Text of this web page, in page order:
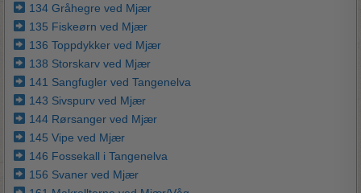
134 Gråhegre ved Mjær
135 Fiskeørn ved Mjær
136 Toppdykker ved Mjær
138 Storskarv ved Mjær
141 Sangfugler ved Tangenelva
143 Sivspurv ved Mjær
144 Rørsanger ved Mjær
145 Vipe ved Mjær
146 Fossekall i Tangenelva
156 Svaner ved Mjær